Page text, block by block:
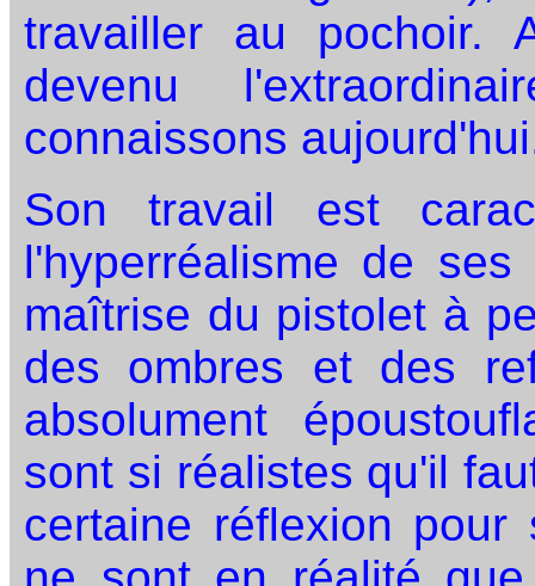
travailler au
devenu
connaissons
Son travail est
l'hyperréalisme de
maîtrise du pistolet à
des ombres et des
absolument
sont si réalistes qu'il
certaine réflexion pour